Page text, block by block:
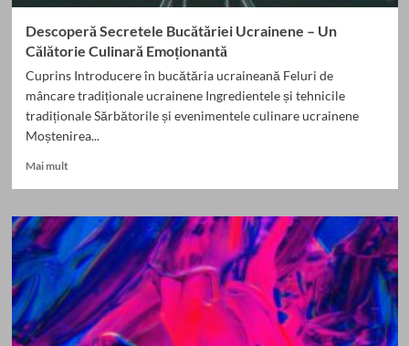
Descoperă Secretele Bucătăriei Ucrainene – Un
Călătorie Culinară Emoționantă
Cuprins Introducere în bucătăria ucraineană Feluri de
mâncare tradiționale ucrainene Ingredientele și tehnicile
tradiționale Sărbătorile și evenimentele culinare ucrainene
Moștenirea...
Mai multRead
Descoperă
Secretele
Bucătăriei
Ucrainene
–
Un
Călătorie
Culinară